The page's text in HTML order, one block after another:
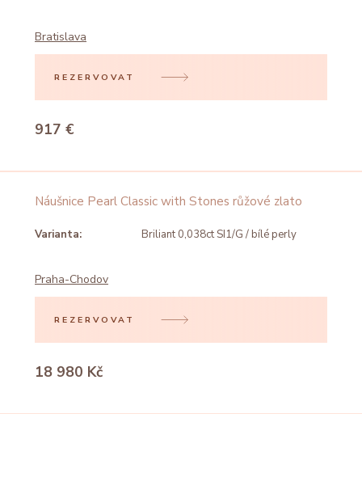
Bratislava
REZERVOVAT
917 €
Náušnice Pearl Classic with Stones růžové zlato
Varianta: Briliant 0,038ct SI1/G / bílé perly
Praha-Chodov
REZERVOVAT
18 980 Kč